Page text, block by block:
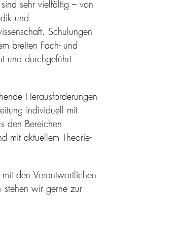
sehr vielfältig – von
und
Schulungen
breiten Fach- und
und durchgeführt
Herausforderungen
individuell mit
den Bereichen
mit aktuellem Theorie-
den Verantwortlichen
stehen wir gerne zur